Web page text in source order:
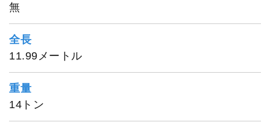
無
全長
11.99メートル
重量
14トン
1/20